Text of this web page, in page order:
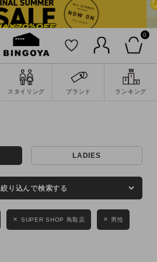
0
スタイリング ブランド ランキング
詳細検索
LADIES KIDS
LADIES
絞り込んで検索する
SUPER SHOP 鳥取店 男性